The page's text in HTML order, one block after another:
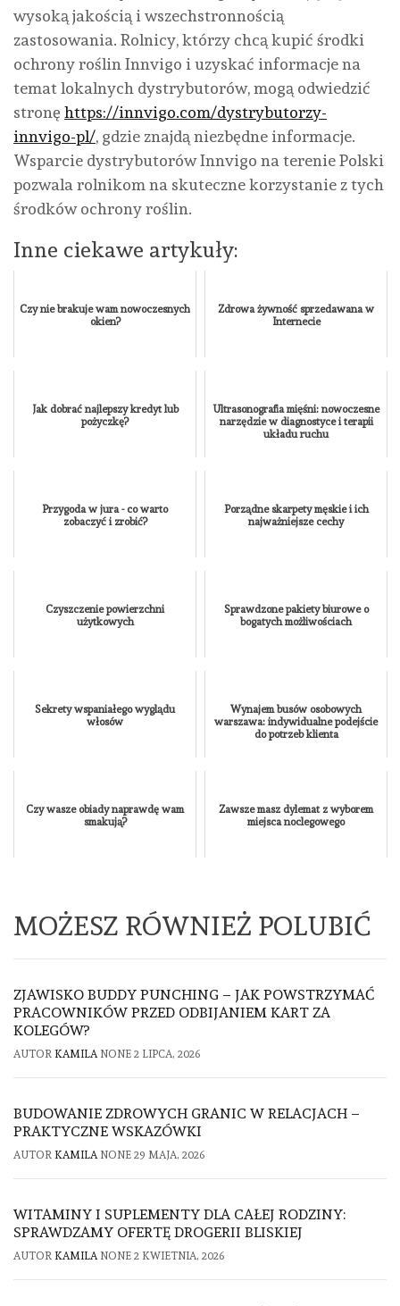
wysoką jakością i wszechstronnością
zastosowania. Rolnicy, którzy chcą kupić środki
ochrony roślin Innvigo i uzyskać informacje na
temat lokalnych dystrybutorów, mogą odwiedzić
stronę https://innvigo.com/dystrybutorzy-
innvigo-pl/, gdzie znajdą niezbędne informacje.
Wsparcie dystrybutorów Innvigo na terenie Polski
pozwala rolnikom na skuteczne korzystanie z tych
środków ochrony roślin.
Inne ciekawe artykuły:
Czy nie brakuje wam nowoczesnych
okien?
Zdrowa żywność sprzedawana w
Internecie
Jak dobrać najlepszy kredyt lub
pożyczkę?
Ultrasonografia mięśni: nowoczesne
narzędzie w diagnostyce i terapii
układu ruchu
Przygoda w jura - co warto
zobaczyć i zrobić?
Porządne skarpety męskie i ich
najważniejsze cechy
Czyszczenie powierzchni
użytkowych
Sprawdzone pakiety biurowe o
bogatych możliwościach
Sekrety wspaniałego wyglądu
włosów
Wynajem busów osobowych
warszawa: indywidualne podejście
do potrzeb klienta
Czy wasze obiady naprawdę wam
smakują?
Zawsze masz dylemat z wyborem
miejsca noclegowego
MOŻESZ RÓWNIEŻ POLUBIĆ
ZJAWISKO BUDDY PUNCHING – JAK POWSTRZYMAĆ
PRACOWNIKÓW PRZED ODBIJANIEM KART ZA
KOLEGÓW?
AUTOR KAMILA NONE 2 LIPCA, 2026
BUDOWANIE ZDROWYCH GRANIC W RELACJACH –
PRAKTYCZNE WSKAZÓWKI
AUTOR KAMILA NONE 29 MAJA, 2026
WITAMINY I SUPLEMENTY DLA CAŁEJ RODZINY:
SPRAWDZAMY OFERTĘ DROGERII BLISKIEJ
AUTOR KAMILA NONE 2 KWIETNIA, 2026